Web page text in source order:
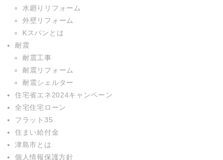
水廻りリフォーム
外壁リフォーム
Kスパンとは
耐震
耐震工事
耐震リフォーム
耐震シェルター
住宅省エネ2024キャンペーン
全宅住宅ローン
フラット35
住まい給付金
津島市とは
個人情報保護方針